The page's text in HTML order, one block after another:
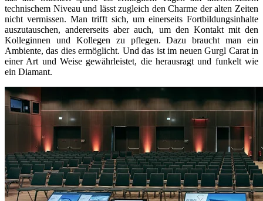
technischem Niveau und lässt zugleich den Charme der alten Zeiten
nicht vermissen. Man trifft sich, um einerseits Fortbildungsinhalte
auszutauschen, andererseits aber auch, um den Kontakt mit den
Kolleginnen und Kollegen zu pflegen. Dazu braucht man ein
Ambiente, das dies ermöglicht. Und das ist im neuen Gurgl Carat in
einer Art und Weise gewährleistet, die herausragt und funkelt wie
ein Diamant.